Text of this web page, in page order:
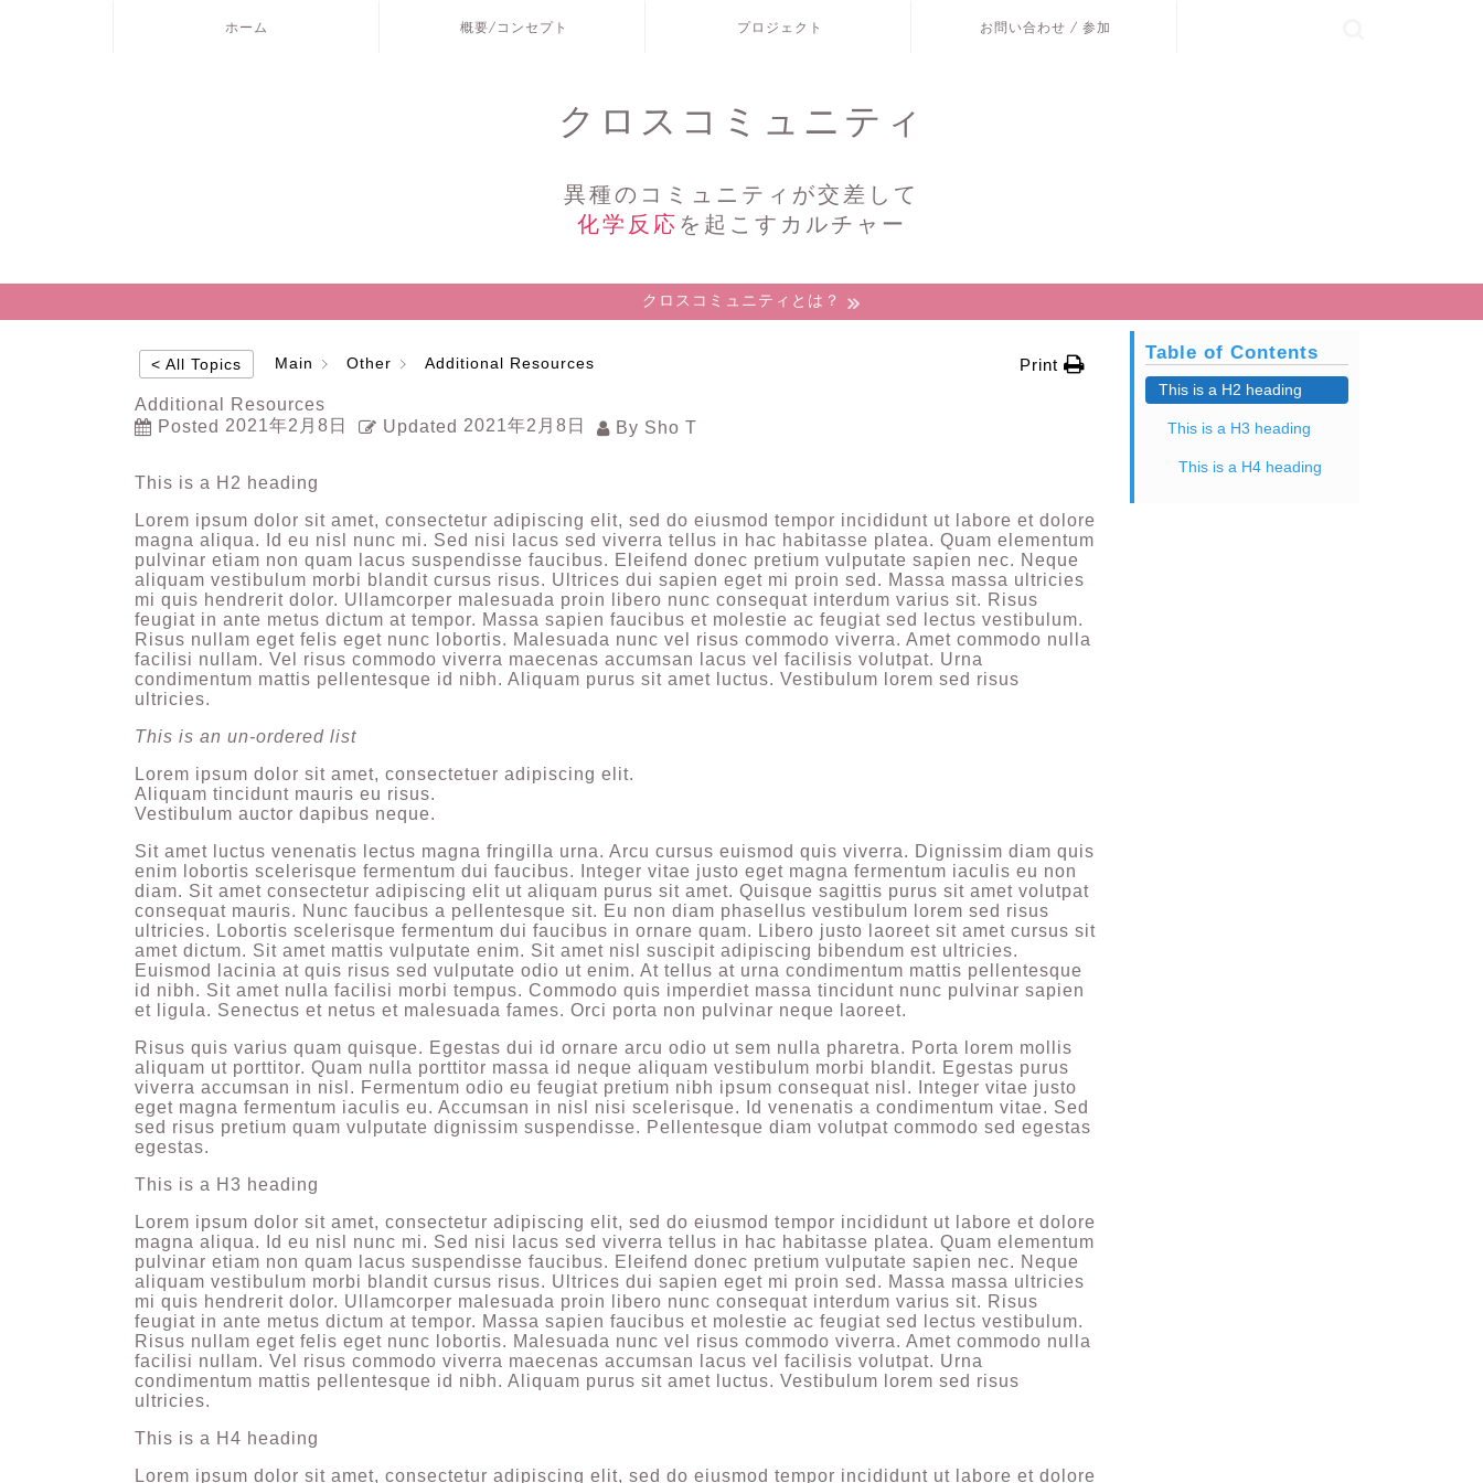
ホーム 概要/コンセプト プロジェクト お問い合わせ / 参加
クロスコミュニティ
異種のコミュニティが交差して
化学反応 を起こすカルチャー
クロスコミュニティとは？
< All Topics Main Other Additional Resources Print
Additional Resources
Posted 2021年2月8日 Updated 2021年2月8日 By Sho T
This is a H2 heading
Lorem ipsum dolor sit amet, consectetur adipiscing elit, sed do eiusmod tempor incididunt ut labore et dolore
magna aliqua. Id eu nisl nunc mi. Sed nisi lacus sed viverra tellus in hac habitasse platea. Quam elementum
pulvinar etiam non quam lacus suspendisse faucibus. Eleifend donec pretium vulputate sapien nec. Neque
aliquam vestibulum morbi blandit cursus risus. Ultrices dui sapien eget mi proin sed. Massa massa ultricies
mi quis hendrerit dolor. Ullamcorper malesuada proin libero nunc consequat interdum varius sit. Risus
feugiat in ante metus dictum at tempor. Massa sapien faucibus et molestie ac feugiat sed lectus vestibulum.
Risus nullam eget felis eget nunc lobortis. Malesuada nunc vel risus commodo viverra. Amet commodo nulla
facilisi nullam. Vel risus commodo viverra maecenas accumsan lacus vel facilisis volutpat. Urna
condimentum mattis pellentesque id nibh. Aliquam purus sit amet luctus. Vestibulum lorem sed risus
ultricies.
This is an un-ordered list
Lorem ipsum dolor sit amet, consectetuer adipiscing elit.
Aliquam tincidunt mauris eu risus.
Vestibulum auctor dapibus neque.
Sit amet luctus venenatis lectus magna fringilla urna. Arcu cursus euismod quis viverra. Dignissim diam quis
enim lobortis scelerisque fermentum dui faucibus. Integer vitae justo eget magna fermentum iaculis eu non
diam. Sit amet consectetur adipiscing elit ut aliquam purus sit amet. Quisque sagittis purus sit amet volutpat
consequat mauris. Nunc faucibus a pellentesque sit. Eu non diam phasellus vestibulum lorem sed risus
ultricies. Lobortis scelerisque fermentum dui faucibus in ornare quam. Libero justo laoreet sit amet cursus sit
amet dictum. Sit amet mattis vulputate enim. Sit amet nisl suscipit adipiscing bibendum est ultricies.
Euismod lacinia at quis risus sed vulputate odio ut enim. At tellus at urna condimentum mattis pellentesque
id nibh. Sit amet nulla facilisi morbi tempus. Commodo quis imperdiet massa tincidunt nunc pulvinar sapien
et ligula. Senectus et netus et malesuada fames. Orci porta non pulvinar neque laoreet.
Risus quis varius quam quisque. Egestas dui id ornare arcu odio ut sem nulla pharetra. Porta lorem mollis
aliquam ut porttitor. Quam nulla porttitor massa id neque aliquam vestibulum morbi blandit. Egestas purus
viverra accumsan in nisl. Fermentum odio eu feugiat pretium nibh ipsum consequat nisl. Integer vitae justo
eget magna fermentum iaculis eu. Accumsan in nisl nisi scelerisque. Id venenatis a condimentum vitae. Sed
sed risus pretium quam vulputate dignissim suspendisse. Pellentesque diam volutpat commodo sed egestas
egestas.
This is a H3 heading
Lorem ipsum dolor sit amet, consectetur adipiscing elit, sed do eiusmod tempor incididunt ut labore et dolore
magna aliqua. Id eu nisl nunc mi. Sed nisi lacus sed viverra tellus in hac habitasse platea. Quam elementum
pulvinar etiam non quam lacus suspendisse faucibus. Eleifend donec pretium vulputate sapien nec. Neque
aliquam vestibulum morbi blandit cursus risus. Ultrices dui sapien eget mi proin sed. Massa massa ultricies
mi quis hendrerit dolor. Ullamcorper malesuada proin libero nunc consequat interdum varius sit. Risus
feugiat in ante metus dictum at tempor. Massa sapien faucibus et molestie ac feugiat sed lectus vestibulum.
Risus nullam eget felis eget nunc lobortis. Malesuada nunc vel risus commodo viverra. Amet commodo nulla
facilisi nullam. Vel risus commodo viverra maecenas accumsan lacus vel facilisis volutpat. Urna
condimentum mattis pellentesque id nibh. Aliquam purus sit amet luctus. Vestibulum lorem sed risus
ultricies.
This is a H4 heading
Lorem ipsum dolor sit amet, consectetur adipiscing elit, sed do eiusmod tempor incididunt ut labore et dolore
Table of Contents
This is a H2 heading
This is a H3 heading
This is a H4 heading